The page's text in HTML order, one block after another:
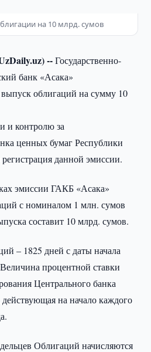
на 10 млрд. сумов
--Государственно-
банк «Асака»
выпуск облигаций на сумму 10
и контролю за
ценных бумаг Республики
данной эмиссии.
эмиссии ГАКБ «Асака»
с номиналом 1 млн. сумов
составит 10 млрд. сумов.
– 1825 дней с даты начала
процентной ставки
Центрального банка
на начало каждого
Облигаций начисляются